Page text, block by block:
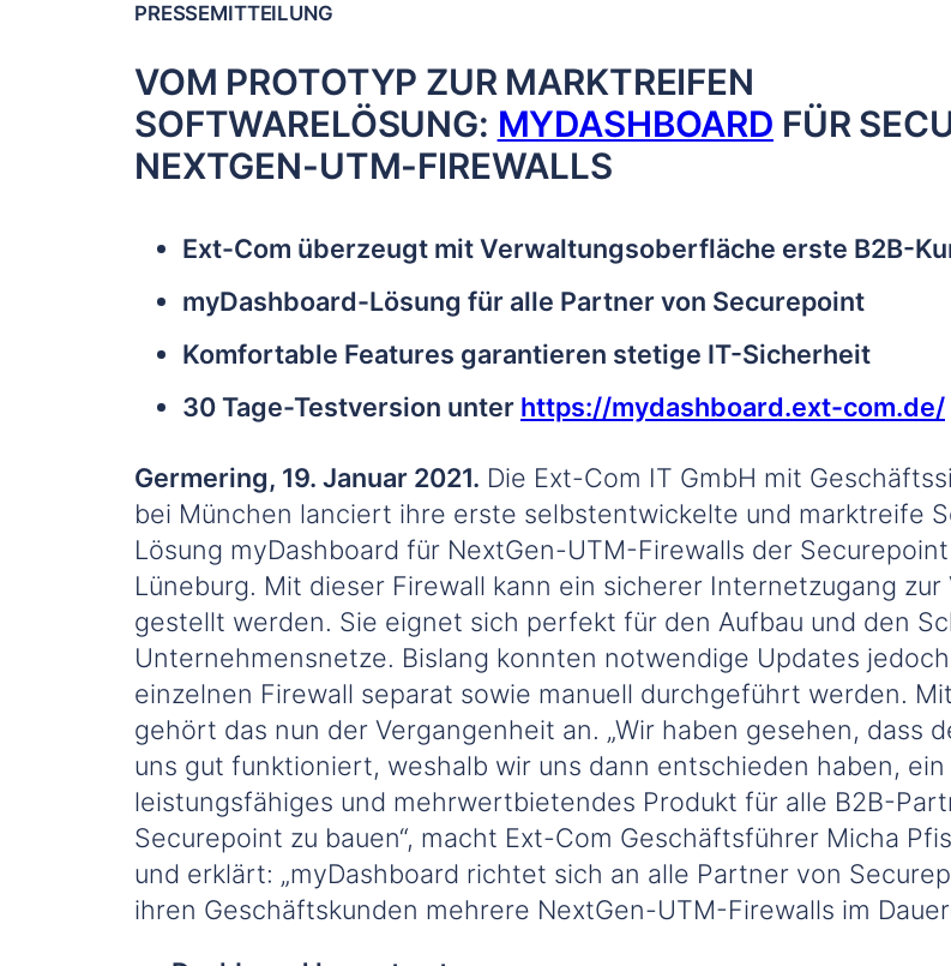
PRESSEMITTEILUNG
VOM PROTOTYP ZUR MARKTREIFEN
SOFTWARELÖSUNG: MYDASHBOARD FÜR
NEXTGEN-UTM-FIREWALLS
Ext-Com überzeugt mit Verwaltungsoberfläche erste B2B-
myDashboard-Lösung für alle Partner von Securepoint
Komfortable Features garantieren stetige IT-Sicherheit
30 Tage-Testversion unter https://mydashboard.ext-com.de/
Germering, 19. Januar 2021. Die Ext-Com IT GmbH mit
bei München lanciert ihre erste selbstentwickelte und marktreife
Lösung myDashboard für NextGen-UTM-Firewalls der
Lüneburg. Mit dieser Firewall kann ein sicherer Internetzugang zur
gestellt werden. Sie eignet sich perfekt für den Aufbau und den
Unternehmensnetze. Bislang konnten notwendige Updates
einzelnen Firewall separat sowie manuell durchgeführt werden.
gehört das nun der Vergangenheit an. „Wir haben gesehen, dass
uns gut funktioniert, weshalb wir uns dann entschieden haben, ein
leistungsfähiges und mehrwertbietendes Produkt für alle B2B-
Securepoint zu bauen“, macht Ext-Com Geschäftsführer Micha
und erklärt: „myDashboard richtet sich an alle Partner von
ihren Geschäftskunden mehrere NextGen-UTM-Firewalls im